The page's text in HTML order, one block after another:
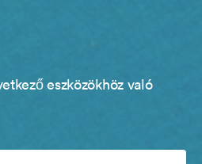
eszközökhöz való